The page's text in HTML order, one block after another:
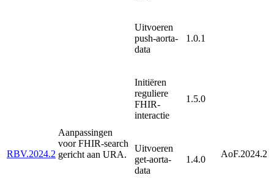
Uitvoeren
push-aorta-
data
1.0.1
RBV.2024.2
Aanpassingen
voor FHIR-search
gericht aan URA.
Initiëren
reguliere
FHIR-
interactie
1.5.0
AoF.2024.2
Uitvoeren
get-aorta-
data
1.4.0